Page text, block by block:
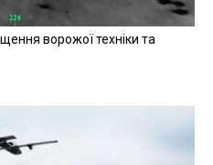
ворожої техніки та